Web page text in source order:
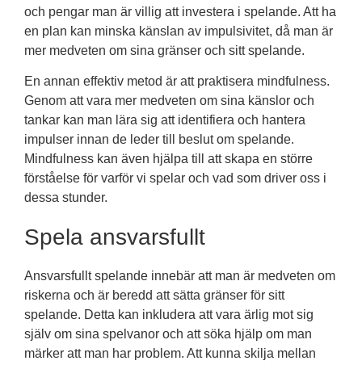
och pengar man är villig att investera i spelande. Att ha
en plan kan minska känslan av impulsivitet, då man är
mer medveten om sina gränser och sitt spelande.
En annan effektiv metod är att praktisera mindfulness.
Genom att vara mer medveten om sina känslor och
tankar kan man lära sig att identifiera och hantera
impulser innan de leder till beslut om spelande.
Mindfulness kan även hjälpa till att skapa en större
förståelse för varför vi spelar och vad som driver oss i
dessa stunder.
Spela ansvarsfullt
Ansvarsfullt spelande innebär att man är medveten om
riskerna och är beredd att sätta gränser för sitt
spelande. Detta kan inkludera att vara ärlig mot sig
själv om sina spelvanor och att söka hjälp om man
märker att man har problem. Att kunna skilja mellan